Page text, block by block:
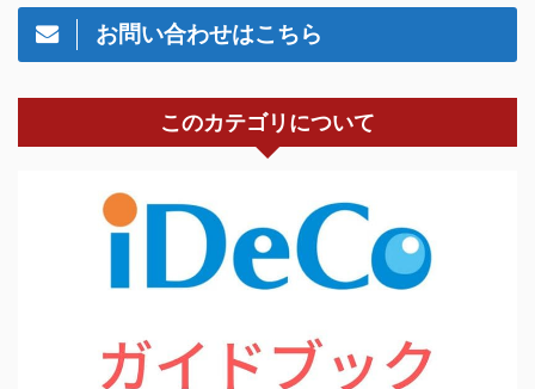
お問い合わせはこちら
このカテゴリについて